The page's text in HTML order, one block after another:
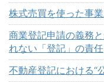
株式売買を使った事
商業登記申請の義務
れない「登記」の責任
不動産登記における“